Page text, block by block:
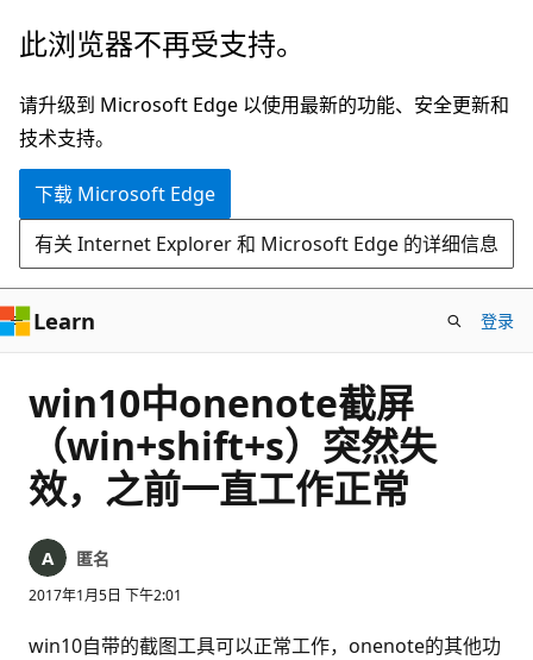
跳
主
要
内
此浏览器不再受支持。
请升级到 Microsoft Edge 以使用最新的功能、安全更新和
技术支持。
下载 Microsoft Edge
有关 Internet Explorer 和 Microsoft Edge 的详细信息
Learn 登录
win10中onenote截屏
（win+shift+s）突然失
效，之前一直工作正常
匿名
2017年1月5日 下午2:01
win10自带的截图工具可以正常工作，onenote的其他功